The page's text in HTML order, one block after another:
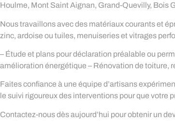
Houlme, Mont Saint Aignan, Grand-Quevilly, Bois
Nous travaillons avec des matériaux courants et
zinc, ardoise ou tuiles, menuiseries et vitrages
– Étude et plans pour déclaration préalable ou
amélioration énergétique – Rénovation de toiture,
Faites confiance à une équipe d’artisans
le suivi rigoureux des interventions pour que votre
Contactez-nous dès aujourd’hui pour obtenir un